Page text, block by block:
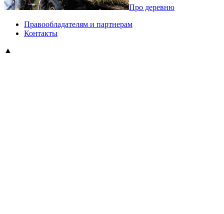
Про деревню
Правообладателям и партнерам
Контакты
▲